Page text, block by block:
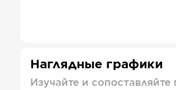
Наглядные графики
Изучайте и сопоставляйте